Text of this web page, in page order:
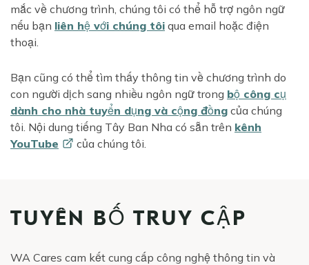
mắc về chương trình, chúng tôi có thể hỗ trợ ngôn ngữ
nếu bạn liên hệ với chúng tôi qua email hoặc điện
thoại.
Bạn cũng có thể tìm thấy thông tin về chương trình do
con người dịch sang nhiều ngôn ngữ trong bộ công cụ
dành cho nhà tuyển dụng và cộng đồng của chúng
tôi. Nội dung tiếng Tây Ban Nha có sẵn trên kênh
YouTube
của chúng tôi.
TUYÊN BỐ TRUY CẬP
WA Cares cam kết cung cấp công nghệ thông tin và